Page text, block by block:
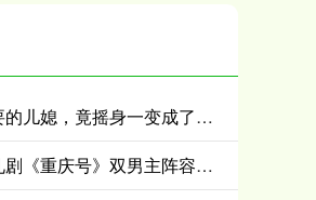
星富优配 成龙不要的儿媳，竟摇身一变成了霍家儿媳？感到意外的何止他一人
嘉汇优配交易 献礼剧《重庆号》双男主阵容曝光！肖战无缝衔接进组，搭档老顶流